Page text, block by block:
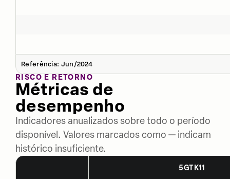
Referência: Jun/2024
RISCO E RETORNO
Métricas de
desempenho
Indicadores anualizados sobre todo o período
disponível. Valores marcados como — indicam
histórico insuficiente.
5GTK11